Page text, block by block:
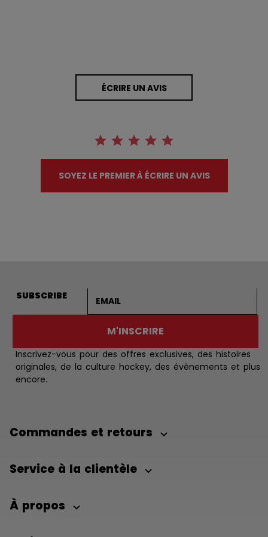
ÉCRIRE UN AVIS
SOYEZ LE PREMIER À ÉCRIRE UN AVIS
SUBSCRIBE
M'INSCRIRE
Inscrivez-vous pour des offres exclusives, des histoires
originales, de la culture hockey, des évènements et plus
encore.
Commandes et retours
Service à la clientèle
À propos